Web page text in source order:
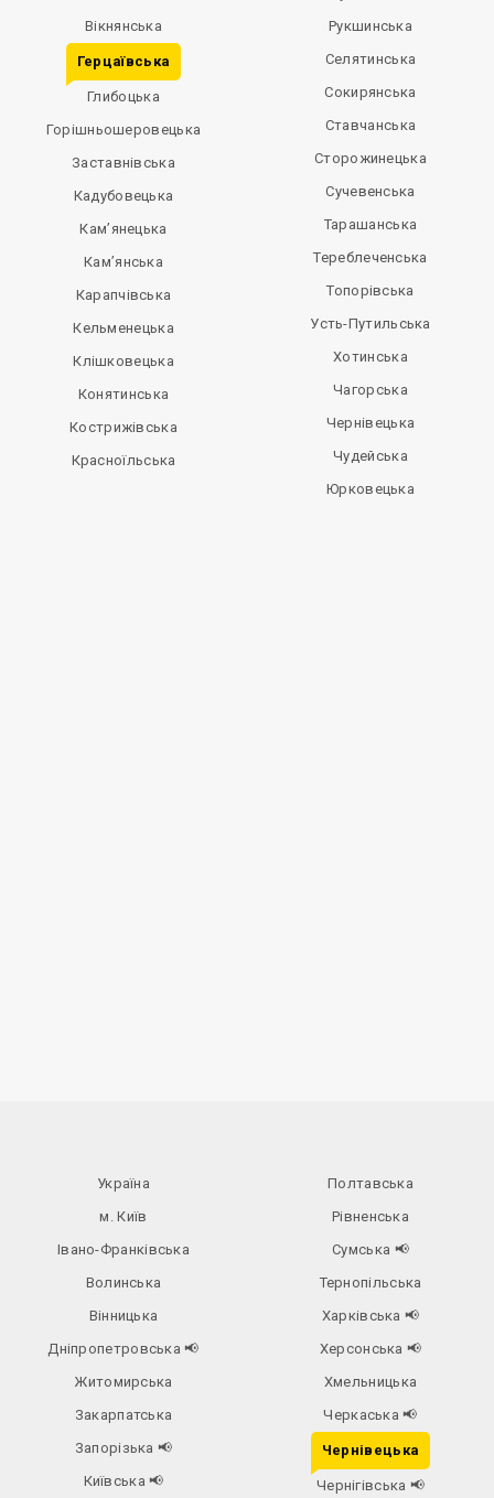
Вікнянська
Герцаївська
Глибоцька
Горішньошеровецька
Заставнівська
Кадубовецька
Кам’янецька
Кам’янська
Карапчівська
Кельменецька
Клішковецька
Конятинська
Кострижівська
Красноїльська
Рукшинська
Селятинська
Сокирянська
Ставчанська
Сторожинецька
Сучевенська
Тарашанська
Тереблеченська
Топорівська
Усть-Путильська
Хотинська
Чагорська
Чернівецька
Чудейська
Юрковецька
Україна
м. Київ
Івано-Франківська
Волинська
Вінницька
Дніпропетровська📢
Житомирська
Закарпатська
Запорізька 📢
Київська📢
Полтавська
Рівненська
Сумська 📢
Тернопільська
Харківська 📢
Херсонська 📢
Хмельницька
Черкаська📢
Чернівецька
Чернігівська 📢